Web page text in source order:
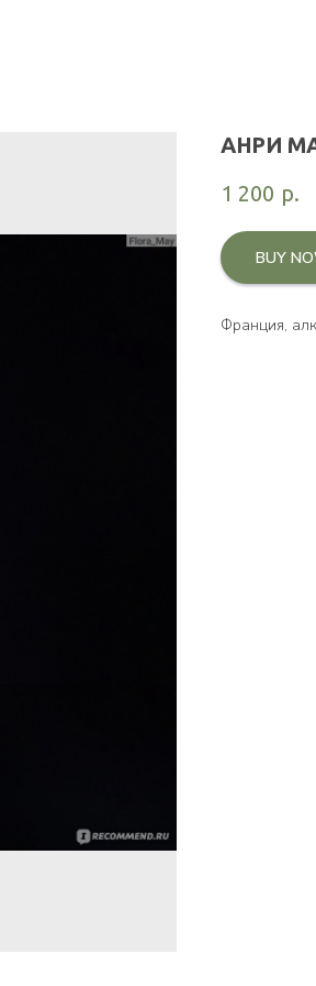
АНРИ
1 200 р.
BUY
Франция,